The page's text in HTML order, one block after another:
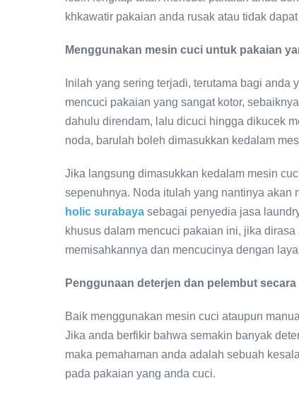
khkawatir pakaian anda rusak atau tidak
Menggunakan mesin cuci untuk pakaian
Inilah yang sering terjadi, terutama bagi
mencuci pakaian yang sangat kotor,
dahulu direndam, lalu dicuci hingga dikucek
noda, barulah boleh dimasukkan kedalam
Jika langsung dimasukkan kedalam mesin
sepenuhnya. Noda itulah yang nantinya akan
holic surabaya sebagai penyedia jasa
khusus dalam mencuci pakaian ini, jika
memisahkannya dan mencucinya dengan
Penggunaan deterjen dan pelembut
Baik menggunakan mesin cuci ataupun
Jika anda berfikir bahwa semakin banyak
maka pemahaman anda adalah sebuah
pada pakaian yang anda cuci.